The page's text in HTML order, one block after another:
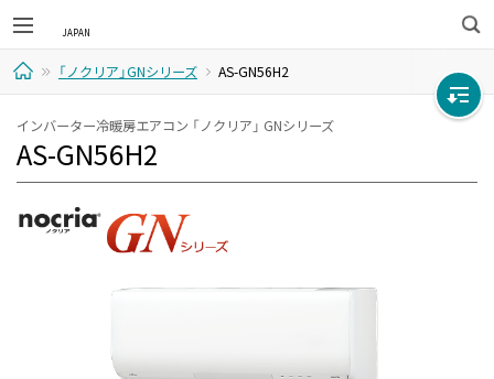
検
索
ー
「ノクリア」GNシリーズ AS-GN56H2
インバーター冷暖房エアコン 「ノクリア」 GNシリーズ
AS-GN56H2